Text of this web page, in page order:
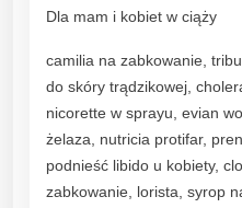
Dla mam i kobiet w ciąży
camilia na zabkowanie,
do skóry trądzikowej,
nicorette w sprayu, evian
żelaza, nutricia protifar,
podnieść libido u kobiety,
zabkowanie, lorista, syrop